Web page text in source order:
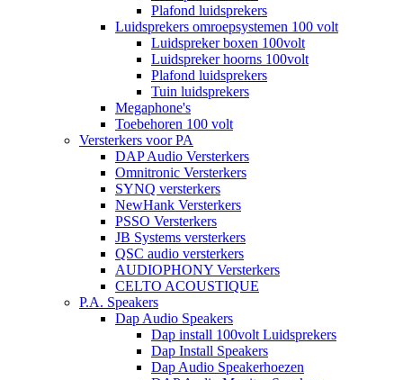
Plafond luidsprekers
Luidsprekers omroepsystemen 100 volt
Luidspreker boxen 100volt
Luidspreker hoorns 100volt
Plafond luidsprekers
Tuin luidsprekers
Megaphone's
Toebehoren 100 volt
Versterkers voor PA
DAP Audio Versterkers
Omnitronic Versterkers
SYNQ versterkers
NewHank Versterkers
PSSO Versterkers
JB Systems versterkers
QSC audio versterkers
AUDIOPHONY Versterkers
CELTO ACOUSTIQUE
P.A. Speakers
Dap Audio Speakers
Dap install 100volt Luidsprekers
Dap Install Speakers
Dap Audio Speakerhoezen